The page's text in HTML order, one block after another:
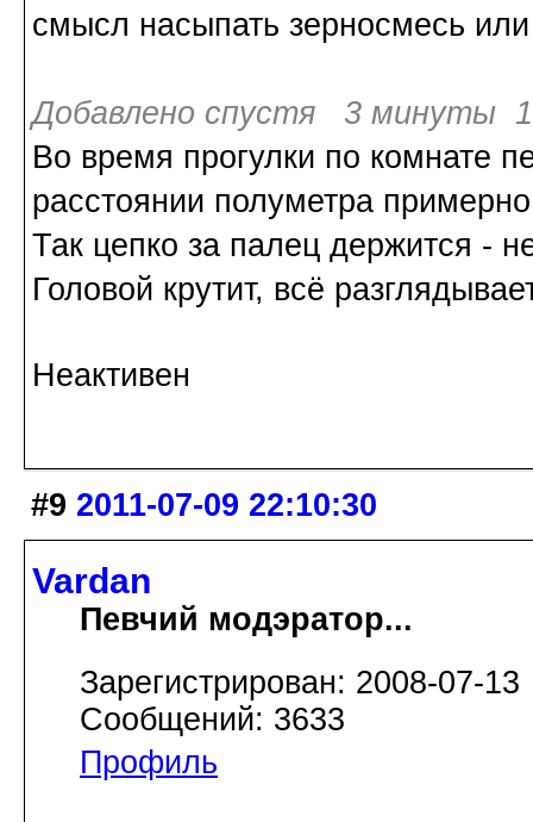
смысл насыпать зерносмесь
Добавлено спустя 3 минуты 1
Во время прогулки по комнате
расстоянии полуметра
Так цепко за палец держится -
Головой крутит, всё
Неактивен
#9 2011-07-09 22:10:30
Vardan
Певчий модэратор...
Зарегистрирован: 2008-07-13
Сообщений: 3633
Профиль